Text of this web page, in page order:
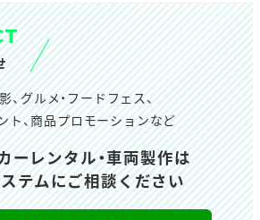
、グルメ・フードフェス、
ト、商品プロモーションなど
ーレンタル・車両製作は
テムにご相談ください